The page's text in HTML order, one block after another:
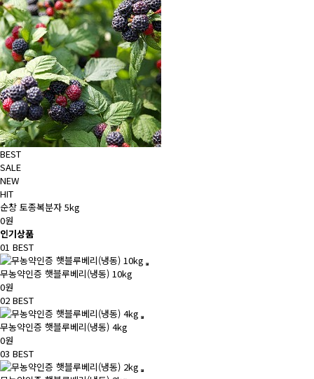
BEST
SALE
NEW
HIT
순창 토종복분자 5kg
0원
인기상품
01 BEST
무농약인증 햇블루베리(냉동) 10kg
0원
02 BEST
무농약인증 햇블루베리(냉동) 4kg
0원
03 BEST